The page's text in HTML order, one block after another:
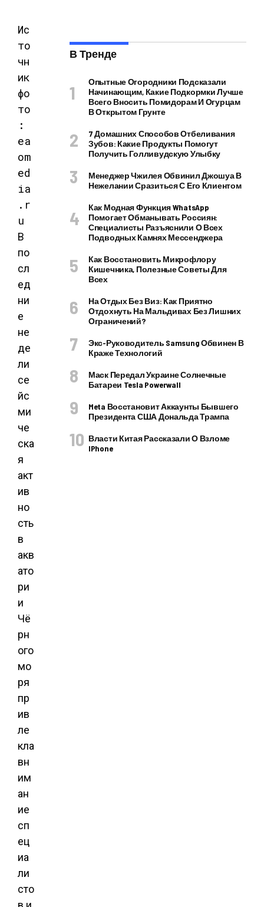
Ис
то
чн
ик
фо
то
:
ea
om
ed
ia
.r
u
В
по
сл
ед
ни
е
не
де
ли
се
йс
ми
че
ска
я
акт
ив
но
сть
в
акв
ато
ри
и
Чё
рн
ого
мо
ря
пр
ив
ле
кла
вн
им
ан
ие
сп
ец
иа
ли
сто
В Тренде
Опытные Огородники Подсказали
Начинающим, Какие Подкормки Лучше
Всего Вносить Помидорам И Огурцам
В Открытом Грунте
7 Домашних Способов Отбеливания
Зубов: Какие Продукты Помогут
Получить Голливудскую Улыбку
Менеджер Чжилея Обвинил Джошуа В
Нежелании Сразиться С Его Клиентом
Как Модная Функция WhatsApp
Помогает Обманывать Россиян:
Специалисты Разъяснили О Всех
Подводных Камнях Мессенджера
Как Восстановить Микрофлору
Кишечника, Полезные Советы Для
Всех
На Отдых Без Виз: Как Приятно
Отдохнуть На Мальдивах Без Лишних
Ограничений?
Экс-Руководитель Samsung Обвинен В
Краже Технологий
Маск Передал Украине Солнечные
Батареи Tesla Powerwall
Meta Восстановит Аккаунты Бывшего
Президента США Дональда Трампа
Власти Китая Рассказали О Взломе
IPhone